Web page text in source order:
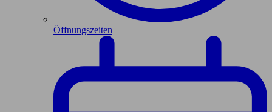
Öffnungszeiten